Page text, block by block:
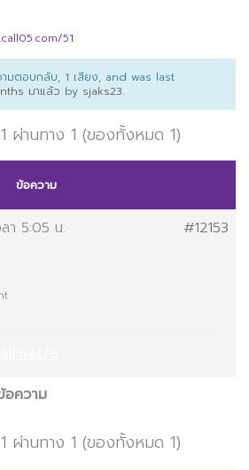
51
ตอบกลับ, 1 เสียง, and was last
มาแล้ว by sjaks23.
ผ่านทาง 1 (ของทั้งหมด 1)
ข้อความ
า 5:05 น. #12153
อความ
ผ่านทาง 1 (ของทั้งหมด 1)